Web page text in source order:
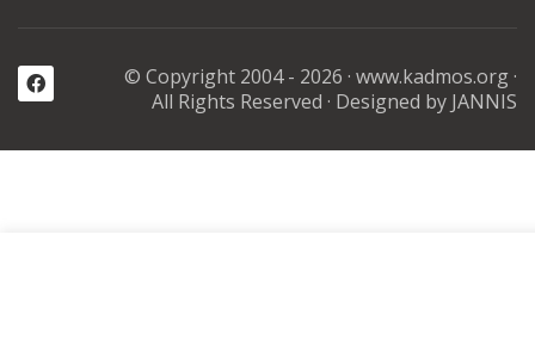
© Copyright 2004 - 2026 · www.kadmos.org·
All Rights Reserved · Designed by JANNIS